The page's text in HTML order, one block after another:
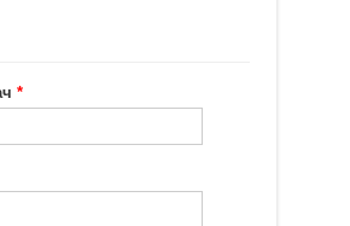
*